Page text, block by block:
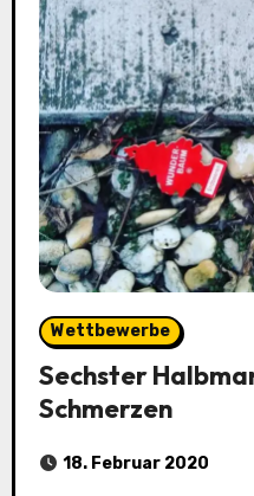
Wettbewerbe
Sechster
Schmerzen
18. Februar 2020